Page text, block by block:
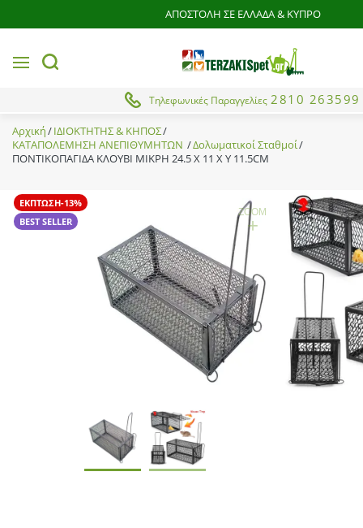
ΑΠΟΣΤΟΛΗ ΣΕ ΕΛΛΑΔΑ & ΚΥΠΡΟ
Τηλεφωνικές Παραγγελίες 2810 263599
MENUbutton.search
Αρχική
ΙΔΙΟΚΤΗΤΗΣ & ΚΗΠΟΣ
ΚΑΤΑΠΟΛΕΜΗΣΗ ΑΝΕΠΙΘΥΜΗΤΩΝ
Δολωματικοί Σταθμοί
ΠΟΝΤΙΚΟΠΑΓΙΔΑ ΚΛΟΥΒΙ ΜΙΚΡΗ 24.5 X 11 X Y 11.5CM
ΕΚΠΤΩΣΗ-13%
BEST SELLER
ZOOM
+